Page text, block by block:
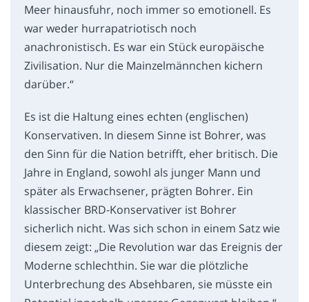
Meer hinausfuhr, noch immer so emotionell. Es
war weder hurrapatriotisch noch
anachronistisch. Es war ein Stück europäische
Zivilisation. Nur die Mainzelmännchen kichern
darüber.“
Es ist die Haltung eines echten (englischen)
Konservativen. In diesem Sinne ist Bohrer, was
den Sinn für die Nation betrifft, eher britisch. Die
Jahre in England, sowohl als junger Mann und
später als Erwachsener, prägten Bohrer. Ein
klassischer BRD-Konservativer ist Bohrer
sicherlich nicht. Was sich schon in einem Satz wie
diesem zeigt: „Die Revolution war das Ereignis der
Moderne schlechthin. Sie war die plötzliche
Unterbrechung des Absehbaren, sie müsste ein